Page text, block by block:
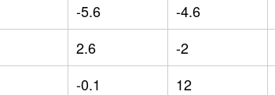
-5.6 -4.6
2.6 -2
-0.1 12